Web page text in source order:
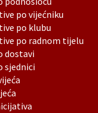
po vijećniku
po klubu
po radnom tijelu
dostavi
sjednici